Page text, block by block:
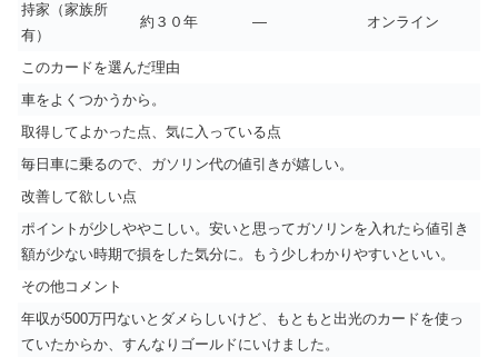
持家（家族所
有）
約３０年 ― オンライン
このカードを選んだ理由
車をよくつかうから。
取得してよかった点、気に入っている点
毎日車に乗るので、ガソリン代の値引きが嬉しい。
改善して欲しい点
ポイントが少しややこしい。安いと思ってガソリンを入れたら値引き
額が少ない時期で損をした気分に。もう少しわかりやすいといい。
その他コメント
年収が500万円ないとダメらしいけど、もともと出光のカードを使っ
ていたからか、すんなりゴールドにいけました。